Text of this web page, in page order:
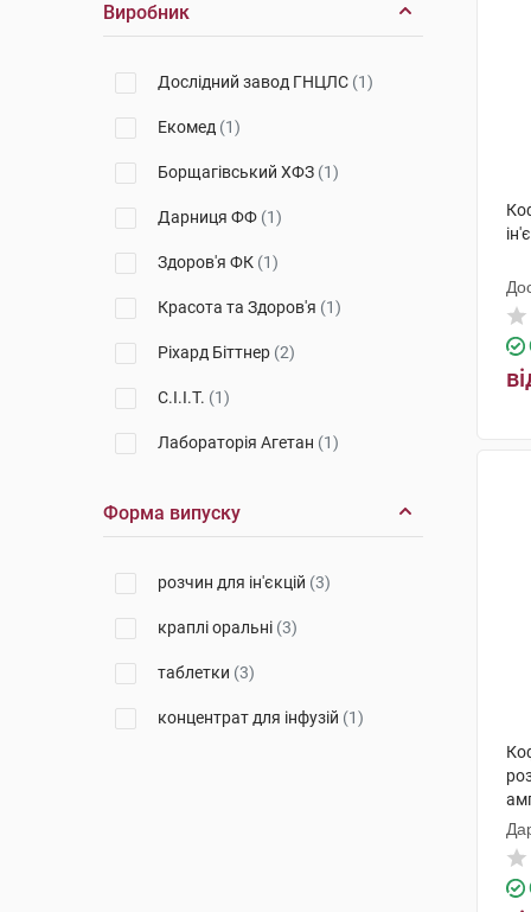
Виробник
Дослідний завод ГНЦЛС (1)
Екомед (1)
Борщагівський ХФЗ (1)
Дарниця ФФ (1)
Здоров'я ФК (1)
Красота та Здоров'я (1)
Ріхард Біттнер (2)
С.І.І.Т. (1)
Лабораторія Агетан (1)
Форма випуску
розчин для ін'єкцій (3)
краплі оральні (3)
таблетки (3)
концентрат для інфузій (1)